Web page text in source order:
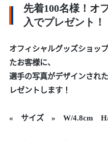
先着100名様！オ
入でプレゼント！
オフィシャルグッズショッ
たお客様に、
選手の写真がデザインされ
レゼントします！
« サイズ » W/4.8cm H/